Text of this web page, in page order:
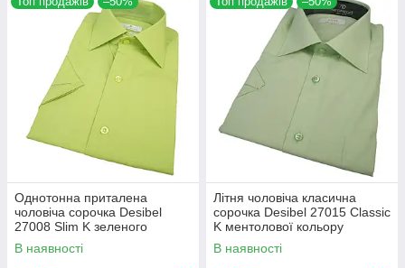
Однотонна приталена
чоловіча сорочка Desibel
27008 Slim K зеленого
кольору короткий рукав
В наявності
Літня чоловіча класична
сорочка Desibel 27015 Classic
K ментолової кольору
В наявності